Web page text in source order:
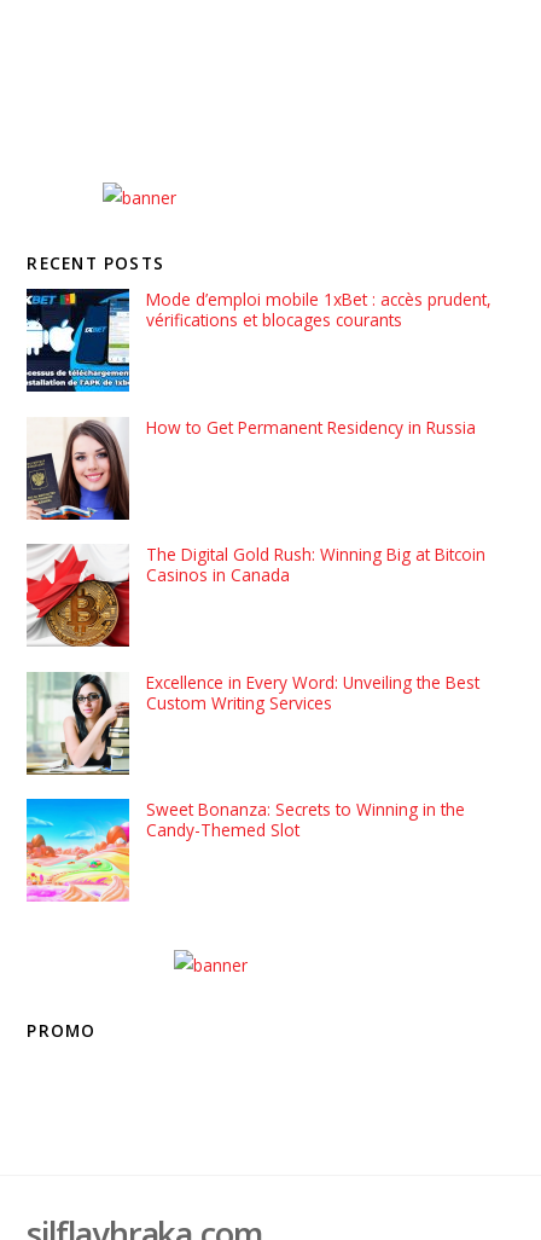
RECENT POSTS
Mode d’emploi mobile 1xBet : accès prudent,
vérifications et blocages courants
How to Get Permanent Residency in Russia
The Digital Gold Rush: Winning Big at Bitcoin
Casinos in Canada
Excellence in Every Word: Unveiling the Best
Custom Writing Services
Sweet Bonanza: Secrets to Winning in the
Candy-Themed Slot
PROMO